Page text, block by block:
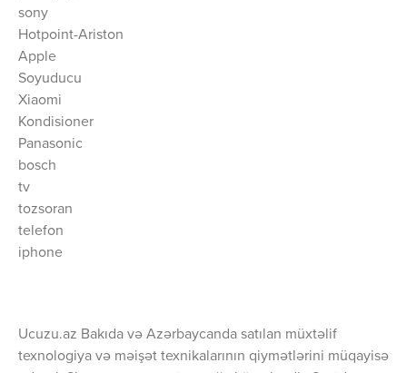
sony
Hotpoint-Ariston
Apple
Soyuducu
Xiaomi
Kondisioner
Panasonic
bosch
tv
tozsoran
telefon
iphone
Ucuzu.az Bakıda və Azərbaycanda satılan müxtəlif
texnologiya və məişət texnikalarının qiymətlərini müqayisə